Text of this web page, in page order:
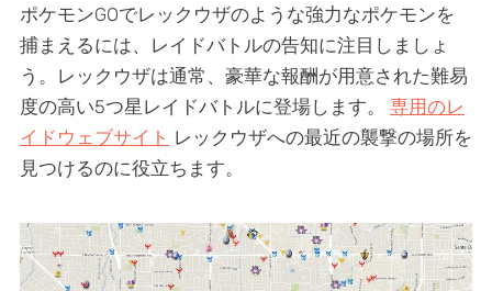
ポケモンGOでレックウザのような強力なポケモンを
捕まえるには、レイドバトルの告知に注目しましょ
う。レックウザは通常、豪華な報酬が用意された難易
度の高い5つ星レイドバトルに登場します。 専用のレ
イドウェブサイト レックウザへの最近の襲撃の場所を
見つけるのに役立ちます。